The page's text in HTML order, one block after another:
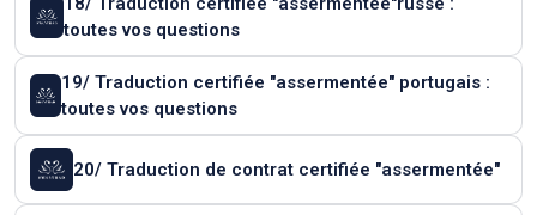
toutes vos questions
19/ Traduction certifiée "assermentée" portugais :
toutes vos questions
20/ Traduction de contrat certifiée "assermentée"